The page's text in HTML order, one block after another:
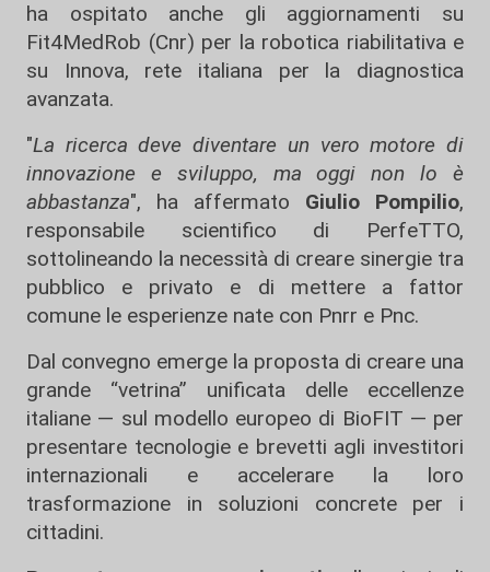
ha ospitato anche gli aggiornamenti su
Fit4MedRob (Cnr) per la robotica riabilitativa e
su Innova, rete italiana per la diagnostica
avanzata.
"La ricerca deve diventare un vero motore di
innovazione e sviluppo, ma oggi non lo è
abbastanza", ha affermato Giulio Pompilio,
responsabile scientifico di PerfeTTO,
sottolineando la necessità di creare sinergie tra
pubblico e privato e di mettere a fattor
comune le esperienze nate con Pnrr e Pnc.
Dal convegno emerge la proposta di creare una
grande “vetrina” unificata delle eccellenze
italiane — sul modello europeo di BioFIT — per
presentare tecnologie e brevetti agli investitori
internazionali e accelerare la loro
trasformazione in soluzioni concrete per i
cittadini.